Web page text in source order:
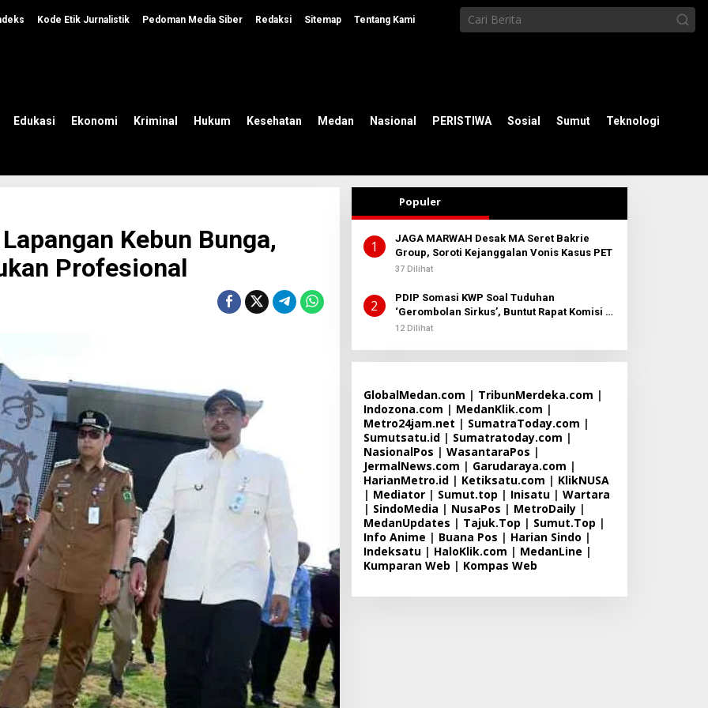
Kode Etik Jurnalistik Pedoman Media Siber Redaksi Sitemap Tentang Kami
Edukasi Ekonomi Kriminal Hukum Kesehatan Medan Nasional PERISTIWA Sosial Sumut Teknologi
Kebun Bunga,
Profesional
Populer
1
JAGA MARWAH Desak MA Seret Bakrie
Group, Soroti Kejanggalan Vonis Kasus PET
37 Dilihat
2
PDIP Somasi KWP Soal Tuduhan
‘Gerombolan Sirkus’, Buntut Rapat Komisi II
Dipimpin Sufmi Dasco Ahmad
12 Dilihat
GlobalMedan.com | TribunMerdeka.com |
Indozona.com | MedanKlik.com |
Metro24jam.net | SumatraToday.com |
Sumutsatu.id| Sumatratoday.com |
NasionalPos | WasantaraPos |
JermalNews.com | Garudaraya.com |
HarianMetro.id| Ketiksatu.com | KlikNUSA
| Mediator| Sumut.top | Inisatu| Wartara
| SindoMedia | NusaPos | MetroDaily|
MedanUpdates | Tajuk.Top | Sumut.Top |
Info Anime | Buana Pos | Harian Sindo |
Indeksatu| HaloKlik.com | MedanLine |
Kumparan Web | Kompas Web